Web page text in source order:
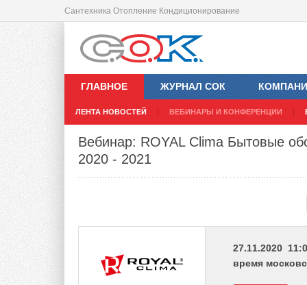
Сантехника Отопление Кондиционирование
ГЛАВНОЕ
ЛЕНТА НОВОСТЕЙ ВЕБИНАРЫ И КОНФЕРЕНЦИИ
ЖУРНАЛ СОК
Вебинар: ROYAL Clima Бытовые
2020 - 2021
27.11.2020
время